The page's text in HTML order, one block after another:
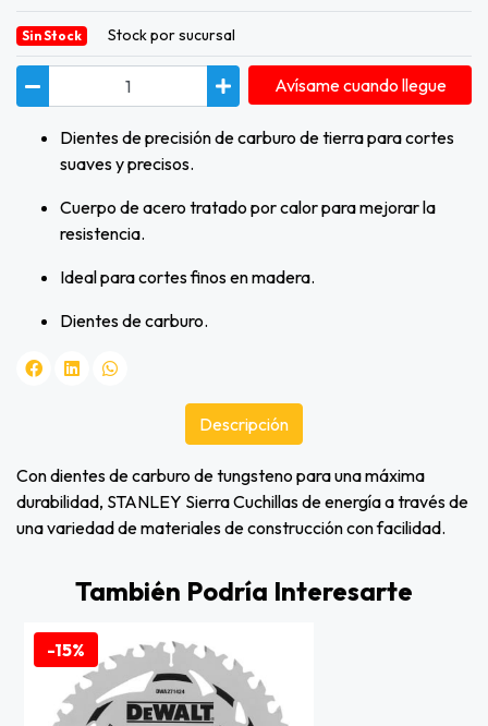
Sin Stock Stock por sucursal
Avísame cuando llegue
Dientes de precisión de carburo de tierra para cortes
suaves y precisos.
Cuerpo de acero tratado por calor para mejorar la
resistencia.
Ideal para cortes finos en madera.
Dientes de carburo.
Con dientes de carburo de tungsteno para una máxima
durabilidad, STANLEY Sierra Cuchillas de energía a través de
una variedad de materiales de construcción con facilidad.
Descripción
También Podría Interesarte
-15%